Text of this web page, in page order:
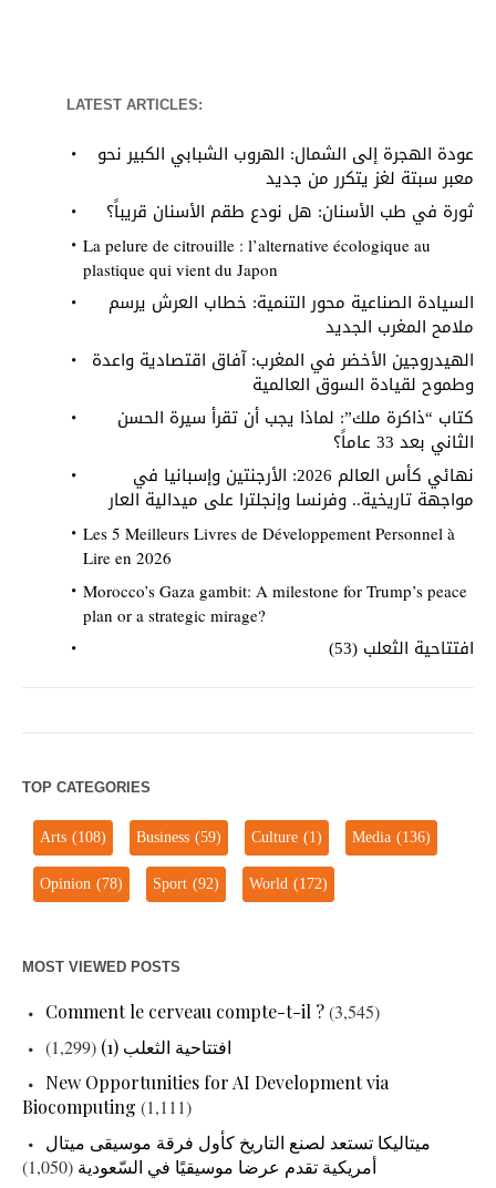
LATEST ARTICLES:
عودة الهجرة إلى الشمال: الهروب الشبابي الكبير نحو
معبر سبتة لغز يتكرر من جديد
ثورة في طب الأسنان: هل نودع طقم الأسنان قريباً؟
La pelure de citrouille : l’alternative écologique au
plastique qui vient du Japon
السيادة الصناعية محور التنمية: خطاب العرش يرسم
ملامح المغرب الجديد
الهيدروجين الأخضر في المغرب: آفاق اقتصادية واعدة
وطموح لقيادة السوق العالمية
كتاب “ذاكرة ملك”: لماذا يجب أن تقرأ سيرة الحسن
الثاني بعد 33 عاماً؟
نهائي كأس العالم 2026: الأرجنتين وإسبانيا في
مواجهة تاريخية.. وفرنسا وإنجلترا على ميدالية العار
Les 5 Meilleurs Livres de Développement Personnel à
Lire en 2026
Morocco’s Gaza gambit: A milestone for Trump’s peace
plan or a strategic mirage?
افتتاحية الثعلب (53)
TOP CATEGORIES
Arts(108) Business(59) Culture(1) Media(136)
Opinion(78) Sport(92) World(172)
MOST VIEWED POSTS
Comment le cerveau compte-t-il ?(3,545)
افتتاحية الثعلب (1)
(1,299)
New Opportunities for AI Development via
Biocomputing (1,111)
ميتاليكا تستعد لصنع التاريخ كأول فرقة موسيقى ميتال
أمريكية تقدم عرضا موسيقيًا في السّعودية (1,050)